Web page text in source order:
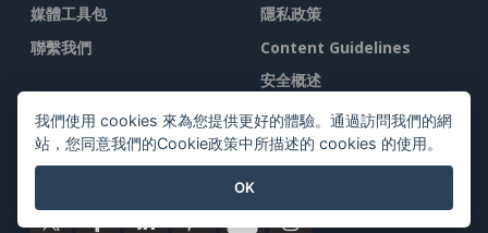
媒體工具包
聯繫我們
隱私政策
Content Guidelines
安全概述
舉報投訴
與我們聯系
我們使用 cookies 來為您提供更好的體驗。通過訪問我們的網
站，您同意我們的Cookie政策中所描述的 cookies 的使用。
OK